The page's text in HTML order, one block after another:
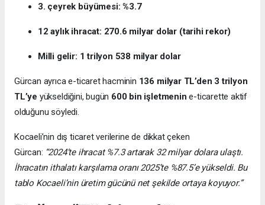
3. çeyrek büyümesi: %3.7
12 aylık ihracat: 270.6 milyar dolar (tarihi rekor)
Milli gelir: 1 trilyon 538 milyar dolar
Gürcan ayrıca e-ticaret hacminin 136 milyar TL’den 3 trilyon
TL’ye yükseldiğini, bugün 600 bin işletmenin e-ticarette aktif
olduğunu söyledi.
Kocaeli’nin dış ticaret verilerine de dikkat çeken
Gürcan: “2024’te ihracat %7.3 artarak 32 milyar dolara ulaştı.
İhracatın ithalatı karşılama oranı 2025’te %87.5’e yükseldi. Bu
tablo Kocaeli’nin üretim gücünü net şekilde ortaya koyuyor.”